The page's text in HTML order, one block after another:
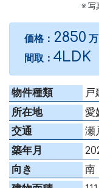
※ 写
価格： 2850
間取： 4LDK
物件種類
戸
所在地
愛
交通
瀬
築年月
向き
南